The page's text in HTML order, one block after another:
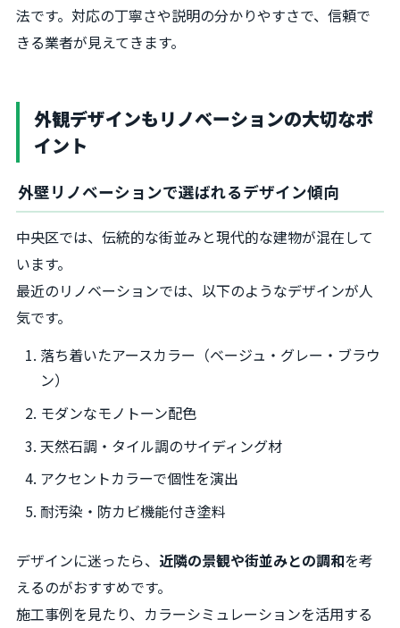
法です。対応の丁寧さや説明の分かりやすさで、信頼で
きる業者が見えてきます。
外観デザインもリノベーションの大切なポ
イント
外壁リノベーションで選ばれるデザイン傾向
中央区では、伝統的な街並みと現代的な建物が混在して
います。
最近のリノベーションでは、以下のようなデザインが人
気です。
落ち着いたアースカラー（ベージュ・グレー・ブラウ
ン）
モダンなモノトーン配色
天然石調・タイル調のサイディング材
アクセントカラーで個性を演出
耐汚染・防カビ機能付き塗料
デザインに迷ったら、 近隣の景観や街並みとの調和を考
えるのがおすすめです。
施工事例を見たり、カラーシミュレーションを活用する